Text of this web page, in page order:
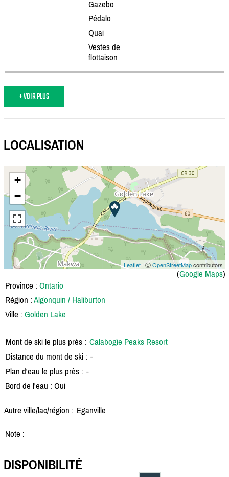
Gazebo
Pédalo
Quai
Vestes de
flottaison
+ VOIR PLUS
LOCALISATION
+
−
Leaflet | ⒸOpenStreetMapcontributors
(Google Maps)
Province : Ontario
Région : Algonquin / Haliburton
Ville : Golden Lake
Mont de ski le plus près : Calabogie Peaks Resort
Distance du mont de ski : -
Plan d'eau le plus près : -
Bord de l'eau : Oui
Autre ville/lac/région : Eganville
Note :
DISPONIBILITÉ